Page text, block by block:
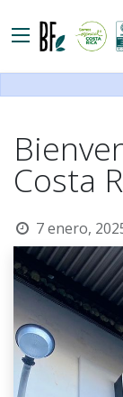
Costa
7 enero,